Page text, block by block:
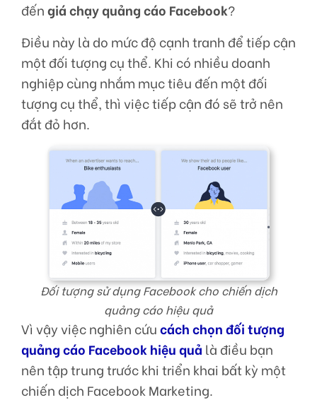
đếngiá chạy quảng cáo Facebook?
Điều này là do mức độ cạnh tranh để tiếp cận
một đối tượng cụ thể. Khi có nhiều doanh
nghiệp cùng nhắm mục tiêu đến một đối
tượng cụ thể, thì việc tiếp cận đó sẽ trở nên
đắt đỏ hơn.
Đối tượng sử dụng Facebook cho chiến dịch
quảng cáo hiệu quả
Vì vậy việc nghiên cứucách chọn đối tượng
quảng cáo Facebook hiệu quả là điều bạn
nên tập trung trước khi triển khai bất kỳ một
chiến dịch Facebook Marketing.